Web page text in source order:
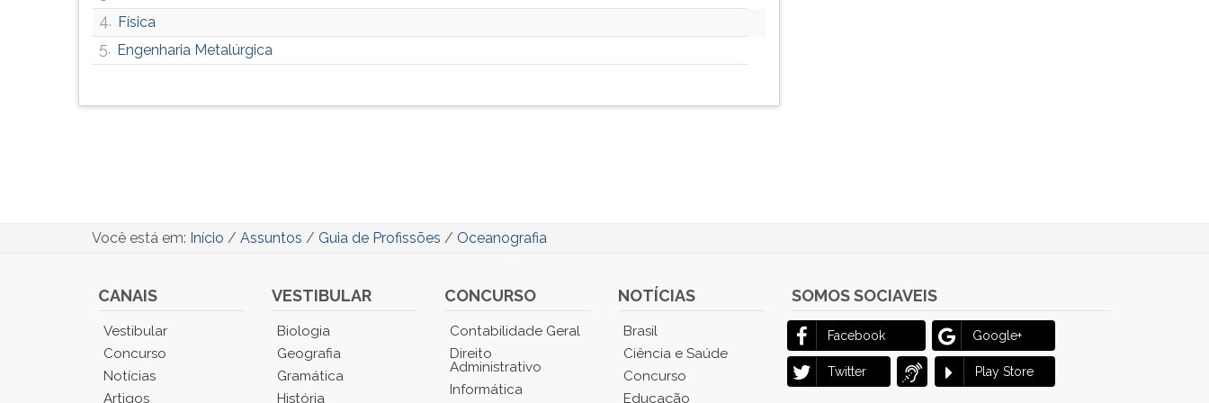
4. Física
5. Engenharia Metalúrgica
Você está em: Início / Assuntos / Guia de Profissões / Oceanografia
CANAIS
Você
está
Menu
Vestibular
Concurso
Notícias
Artigos
VESTIBULAR
Biologia
Geografia
Gramática
História
CONCURSO
Contabilidade Geral
Direito
Administrativo
Informática
NOTÍCIAS
Brasil
Ciência e Saúde
Concurso
Educação
SOMOS SOCIAVEIS
Facebook Google+
Twitter Play Store